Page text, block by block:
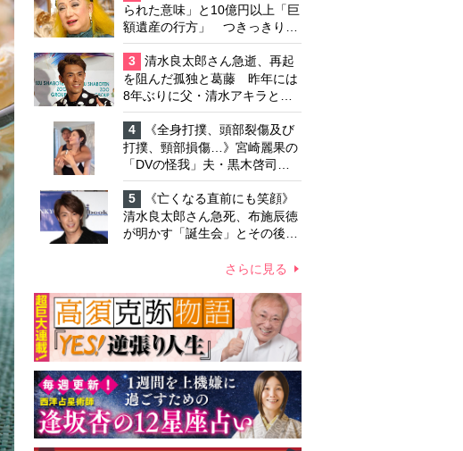
られた意味」と10億円以上「巨
額遺産の行方」 つきっきりで
私生活をサポートしていた元俳
優が相続か
3
清水良太郎さん急逝、再起
を阻んだ孤独と葛藤 昨年には
8年ぶりに父・清水アキラと共
演、本格的な活動再開に向かっ
ていたが…周囲が懸念していた
「不安定なところ」
4
《全身打撲、頭部裂傷及び
打撲、頸部損傷…》宮崎麗果の
「DVの怪我」夫・黒木啓司の
逮捕で始まる「夫婦の闘争」
5
《亡くなる直前にも笑顔》
清水良太郎さん急死、布施辰徳
が明かす「誕生会」とその後の
さらに見る